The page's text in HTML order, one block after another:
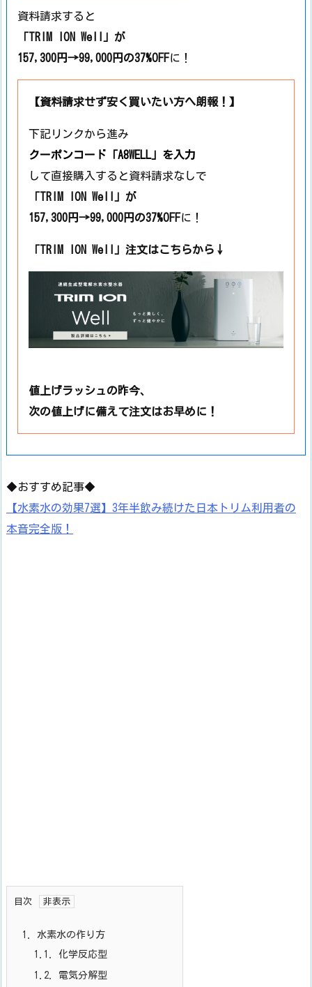
資料請求すると
「TRIM ION Well」が
157,300円→99,000円の37%OFFに！
【資料請求せず安く買いたい方へ朗報！】
下記リンクから進み
クーポンコード 「A8WELL」 を入力
して直接購入すると資料請求なしで
「TRIM ION Well」 が
157,300円→99,000円の37%OFFに！
「TRIM ION Well」注文はこちらから↓
値上げラッシュの昨今、
次の値上げに備えて注文はお早めに！
◆おすすめ記事◆
【水素水の効果7選】3年半飲み続けた日本トリム利用者の
本音完全版！
目次
1.
水素水の作り方
1.1.
化学反応型
1.2. 電気分解型